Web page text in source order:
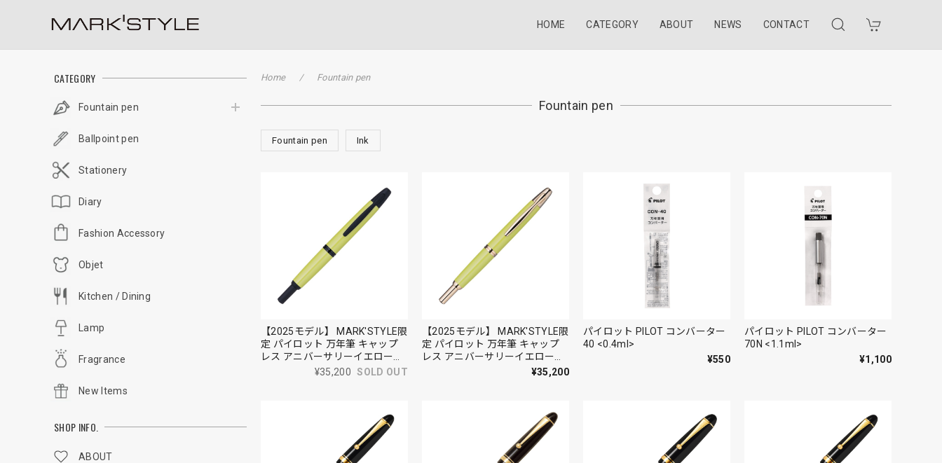
HOME CATEGORY ABOUT NEWS CONTACT
CATEGORY
Fountain pen
Ballpoint pen
Stationery
Diary
Fashion Accessory
Objet
Kitchen / Dining
Lamp
Fragrance
New Items
SHOP INFO.
ABOUT
Home Fountain pen
Fountain pen
Fountain pen Ink
【2025モデル】 MARK'STYLE限
定 パイロット 万年筆 キャップ
レス アニバーサリーイエロー
F（細字） / M（中字）＜マット
¥35,200 SOLD OUT
【2025モデル】 MARK'STYLE限
定 パイロット 万年筆 キャップ
レス アニバーサリーイエロー
F（細字）/ M（中字）＜ゴール
¥35,200
パイロット PILOT コンバーター
40 <0.4ml>
¥550
パイロット PILOT コンバーター
70N <1.1ml>
¥1,100